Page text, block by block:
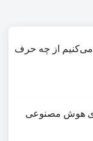
می‌کنیم از چه حرف
هوش مصنوعی